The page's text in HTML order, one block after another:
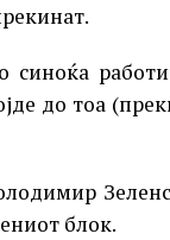
до тоа
блок.